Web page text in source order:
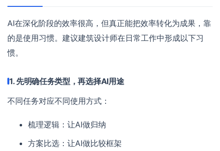
AI在深化阶段的效率很高，但真正能把效率转化为成果，靠
的是使用习惯。建议建筑设计师在日常工作中形成以下习
惯。
1. 先明确任务类型，再选择AI用途
不同任务对应不同使用方式：
梳理逻辑：让AI做归纳
方案比选：让AI做比较框架